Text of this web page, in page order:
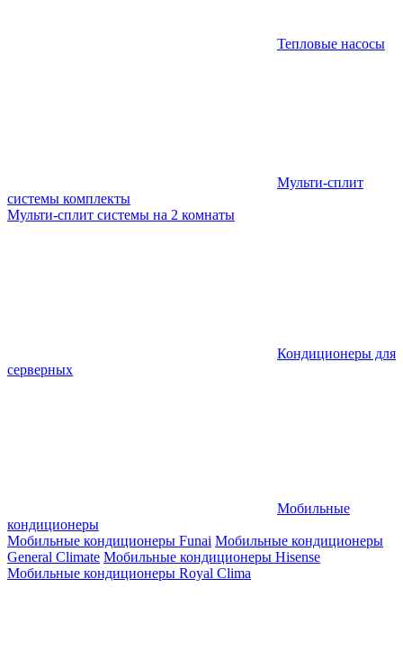
Тепловые насосы
Мульти-сплит
системы комплекты
Мульти-сплит системы на 2 комнаты
Кондиционеры для
серверных
Мобильные
кондиционеры
Мобильные кондиционеры Funai Мобильные кондиционеры
General Climate Мобильные кондиционеры Hisense
Мобильные кондиционеры Royal Clima